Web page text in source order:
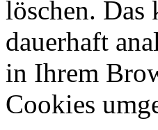
löschen. Das
dauerhaft
in Ihrem
Cookies